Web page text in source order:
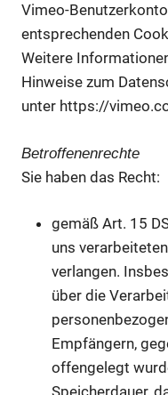
Vimeo-
entsprechenden
Weitere
Hinweise zum
unter https://
Betroffenenrechte
Sie haben das Recht:
gemäß Art. 15
uns
verlangen.
über die
Empfängern,
offengelegt